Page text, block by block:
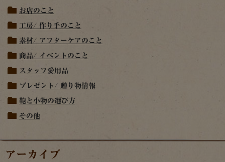
お店のこと
工房/ 作り手のこと
素材/ アフターケアのこと
商品/ イベントのこと
スタッフ愛用品
プレゼント/ 贈り物情報
鞄と小物の選び方
その他
アーカイブ